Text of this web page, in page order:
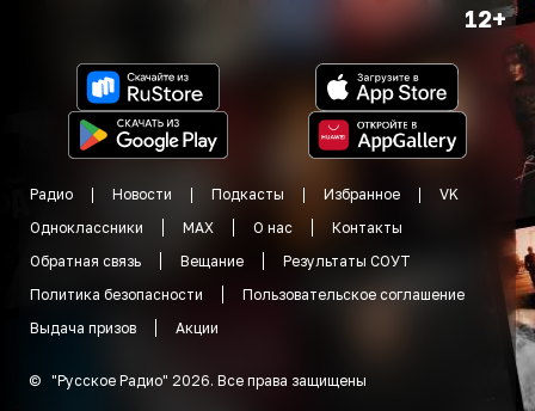
12+
Радио Новости Подкасты Избранное
VK
Одноклассники
MAX О нас
Контакты
Обратная связь
Вещание
Результаты СОУТ
Политика безопасности
Пользовательское соглашение
Выдача призов
Акции
© "Русское Радио" 2026. Все права защищены